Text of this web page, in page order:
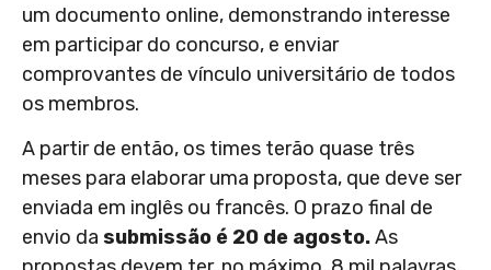
um documento online, demonstrando interesse
em participar do concurso, e enviar
comprovantes de vínculo universitário de todos
os membros.
A partir de então, os times terão quase três
meses para elaborar uma proposta, que deve ser
enviada em inglês ou francês. O prazo final de
envio da submissão é 20 de agosto.As